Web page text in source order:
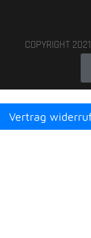
COPYRIGHT
Vertrag